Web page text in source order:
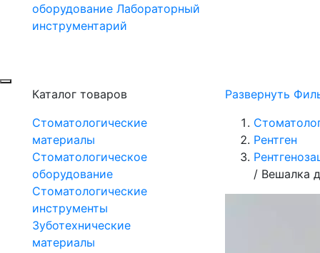
оборудование Лабораторный
инструментарий
Каталог товаров
Стоматологические
материалы
Стоматологическое
оборудование
Стоматологические
инструменты
Зуботехнические
материалы
Развернуть
Рентген
/ Вешалка